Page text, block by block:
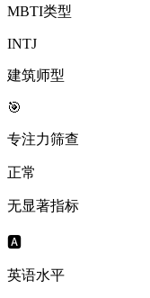
MBTI类型
INTJ
建筑师型
🎯
专注力筛查
正常
无显著指标
🅰️
英语水平